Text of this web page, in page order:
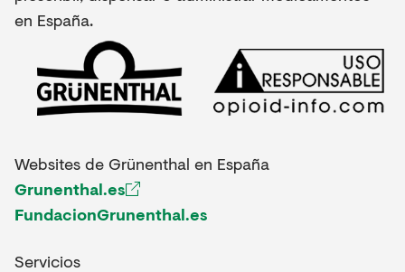
en España.
Websites de Grünenthal en España
Grunenthal.es
FundacionGrunenthal.es
Servicios